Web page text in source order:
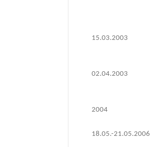
15.03.2003
02.04.2003
2004
18.05.-21.05.2006